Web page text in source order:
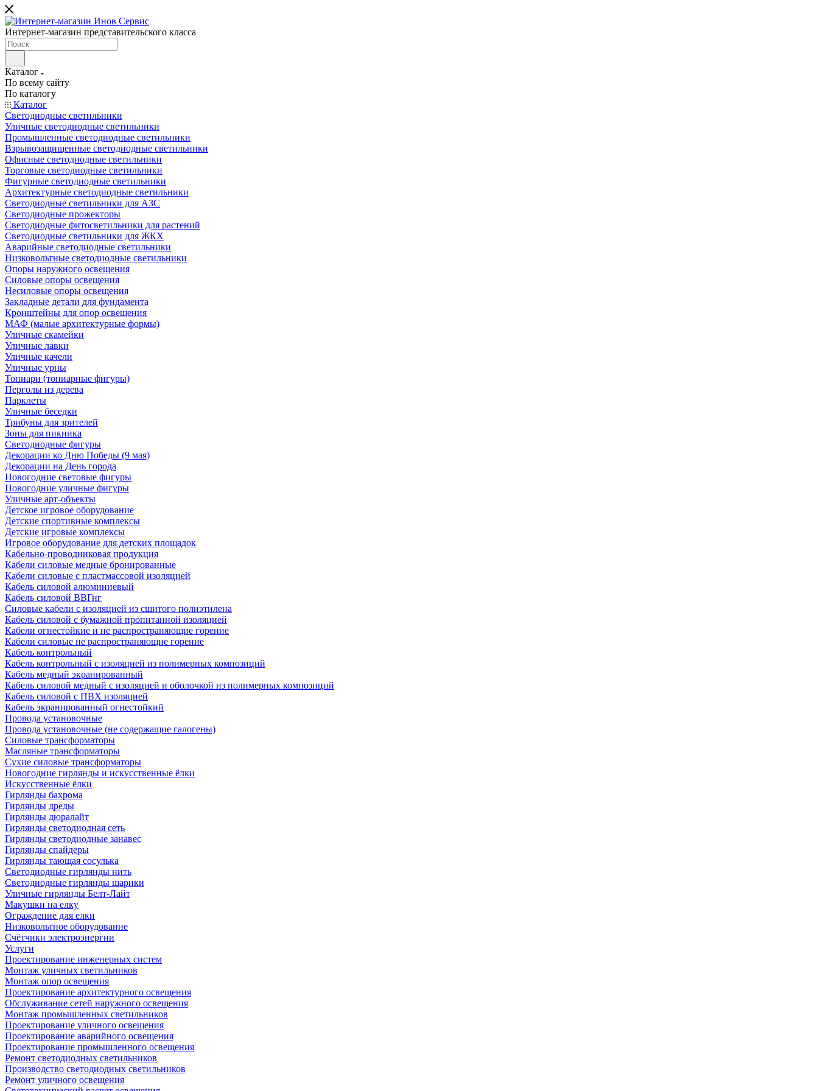
Интернет-магазин представительского класса
Каталог
По всему сайту
По каталогу
Каталог
Светодиодные светильники
Уличные светодиодные светильники
Промышленные светодиодные светильники
Взрывозащищенные светодиодные светильники
Офисные светодиодные светильники
Торговые светодиодные светильники
Фигурные светодиодные светильники
Архитектурные светодиодные светильники
Светодиодные светильники для АЗС
Светодиодные прожекторы
Светодиодные фитосветильники для растений
Светодиодные светильники для ЖКХ
Аварийные светодиодные светильники
Низковольтные светодиодные светильники
Опоры наружного освещения
Силовые опоры освещения
Несиловые опоры освещения
Закладные детали для фундамента
Кронштейны для опор освещения
МАФ (малые архитектурные формы)
Уличные скамейки
Уличные лавки
Уличные качели
Уличные урны
Топиари (топиарные фигуры)
Перголы из дерева
Парклеты
Уличные беседки
Трибуны для зрителей
Зоны для пикника
Светодиодные фигуры
Декорации ко Дню Победы (9 мая)
Декорации на День города
Новогодние световые фигуры
Новогодние уличные фигуры
Уличные арт-объекты
Детское игровое оборудование
Детские спортивные комплексы
Детские игровые комплексы
Игровое оборудование для детских площадок
Кабельно-проводниковая продукция
Кабели силовые медные бронированные
Кабели силовые с пластмассовой изоляцией
Кабель силовой алюминиевый
Кабель силовой ВВГнг
Силовые кабели с изоляцией из сшитого полиэтилена
Кабель силовой с бумажной пропитанной изоляцией
Кабели огнестойкие и не распространяющие горение
Кабели силовые не распространяющие горение
Кабель контрольный
Кабель контрольный с изоляцией из полимерных композиций
Кабель медный экранированный
Кабель силовой медный с изоляцией и оболочкой из полимерных композиций
Кабель силовой с ПВХ изоляцией
Кабель экранированный огнестойкий
Провода установочные
Провода установочные (не содержащие галогены)
Силовые трансформаторы
Масляные трансформаторы
Сухие силовые трансформаторы
Новогодние гирлянды и искусственные ёлки
Искусственные ёлки
Гирлянды бахрома
Гирлянды дреды
Гирлянды дюралайт
Гирлянды светодиодная сеть
Гирлянды светодиодные занавес
Гирлянды спайдеры
Гирлянды тающая сосулька
Светодиодные гирлянды нить
Светодиодные гирлянды шарики
Уличные гирлянды Белт-Лайт
Макушки на елку
Ограждение для елки
Низковольтное оборудование
Счётчики электроэнергии
Услуги
Проектирование инженерных систем
Монтаж уличных светильников
Монтаж опор освещения
Проектирование архитектурного освещения
Обслуживание сетей наружного освещения
Монтаж промышленных светильников
Проектирование уличного освещения
Проектирование аварийного освещения
Проектирование промышленного освещения
Ремонт светодиодных светильников
Производство светодиодных светильников
Ремонт уличного освещения